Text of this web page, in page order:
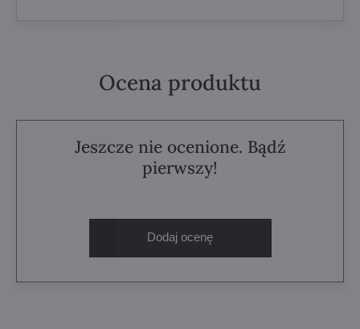
Ocena produktu
Jeszcze nie ocenione. Bądź
pierwszy!
Dodaj ocenę